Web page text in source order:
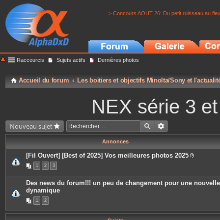
> Concours AOUT 26: Du petit ruisseau au
Raccourcis Sujets actifs Dernières photos
Accueil du forum Les boitiers et objectifs Minolta/Sony et
NEX série 3
Nouveau sujet
Annonces
[Fil Ouvert] [Best of 2025] Vos meilleures photos 2025
c
e
n
1 2 3
Des news du forum!!! un peu de changement pour une nouvelle
dynamique
1 2